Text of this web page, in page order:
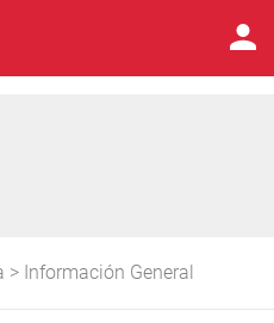
> Información General